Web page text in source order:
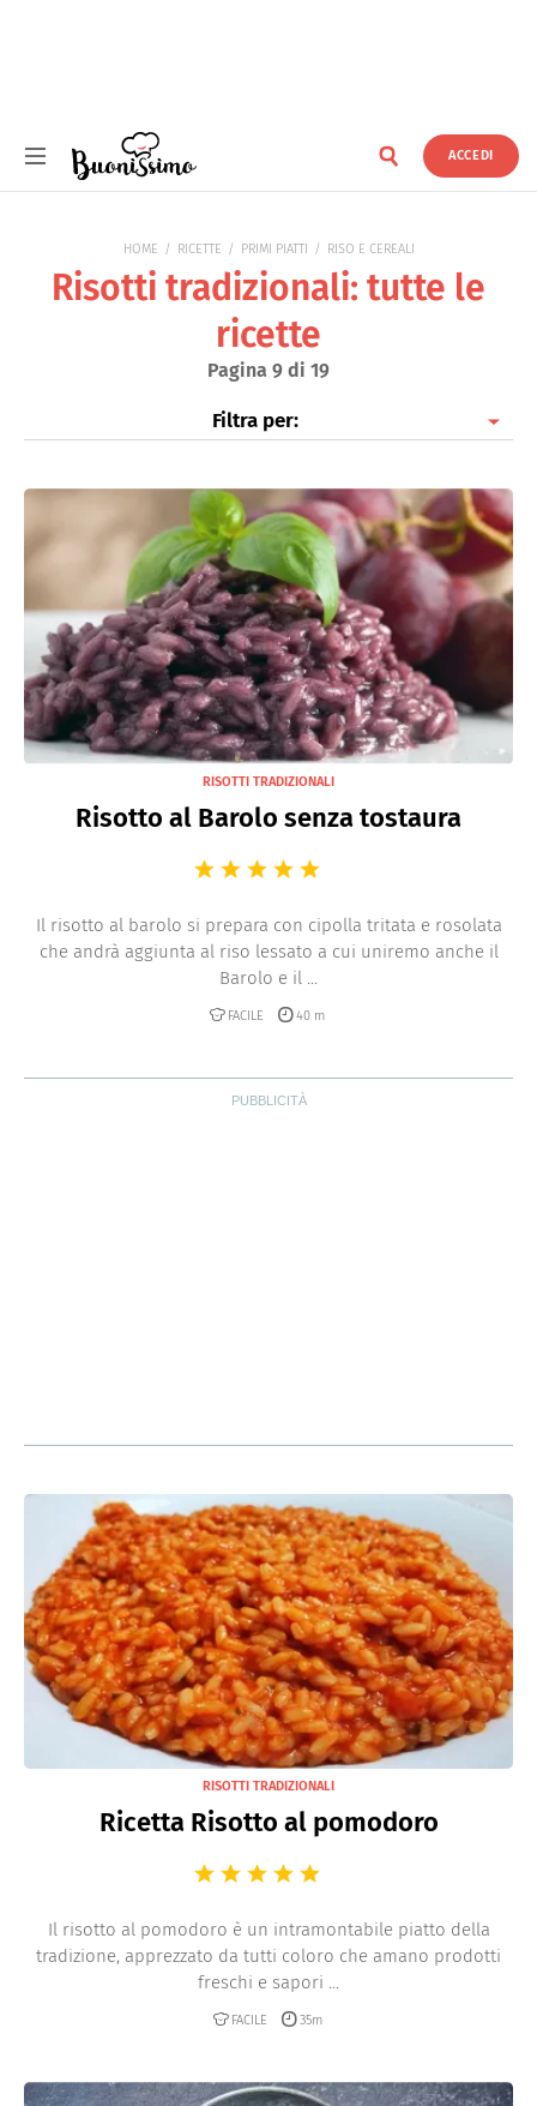
ACCEDI
HOME RICETTE PRIMI PIATTI RISO E CEREALI
Risotti tradizionali: tutte le
ricette
Pagina 9 di 19
Filtra per:
Risotti con pesce
Risotti con verdure
Risotti integrali
RISOTTI TRADIZIONALI
Risotto al Barolo senza tostaura
Il risotto al barolo si prepara con cipolla tritata e rosolata
che andrà aggiunta al riso lessato a cui uniremo anche il
Barolo e il ...
FACILE 40 m
RISOTTI TRADIZIONALI
Ricetta Risotto al pomodoro
Il risotto al pomodoro è un intramontabile piatto della
tradizione, apprezzato da tutti coloro che amano prodotti
freschi e sapori ...
FACILE 35m